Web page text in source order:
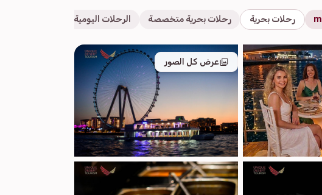
رحلات بحرية رحلات بحرية متخصصة الرحلات اليومية والقصيرة
عرض كل الصور